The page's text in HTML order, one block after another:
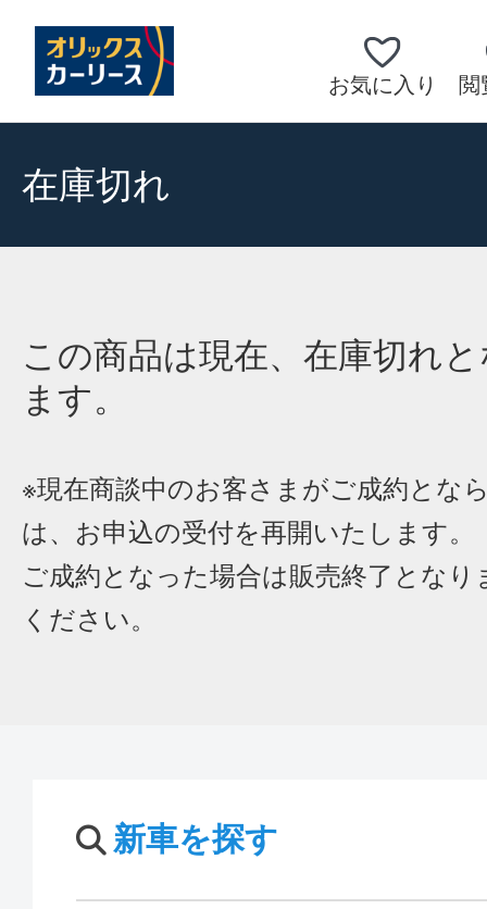
お気に入り 閲
在庫切れ
この商品は現在、在庫切れ
ます。
※現在商談中のお客さまがご成約とな
は、お申込の受付を再開いたします。
ご成約となった場合は販売終了となり
ください。
新車を探す